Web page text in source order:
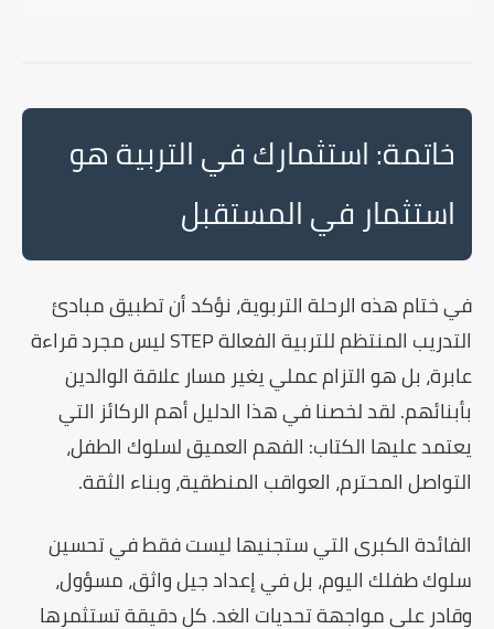
خاتمة: استثمارك في التربية هو
استثمار في المستقبل
في ختام هذه الرحلة التربوية، نؤكد أن تطبيق مبادئ
التدريب المنتظم للتربية الفعالة STEP
ليس مجرد قراءة
عابرة، بل هو التزام عملي يغير مسار علاقة الوالدين
بأبنائهم. لقد لخصنا في هذا الدليل أهم الركائز التي
يعتمد عليها الكتاب: الفهم العميق لسلوك الطفل،
التواصل المحترم، العواقب المنطقية، وبناء الثقة.
الفائدة الكبرىالتي ستجنيها ليست فقط في تحسين
سلوك طفلك اليوم، بل في إعداد جيل واثق، مسؤول،
وقادر على مواجهة تحديات الغد. كل دقيقة تستثمرها